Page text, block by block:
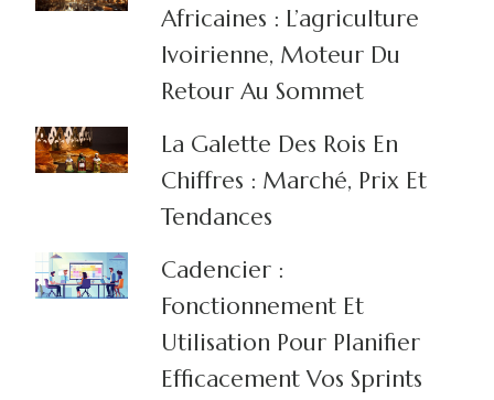
Africaines : L’agriculture
Ivoirienne, Moteur Du
Retour Au Sommet
La Galette Des Rois En
Chiffres : Marché, Prix Et
Tendances
Cadencier :
Fonctionnement Et
Utilisation Pour Planifier
Efficacement Vos Sprints